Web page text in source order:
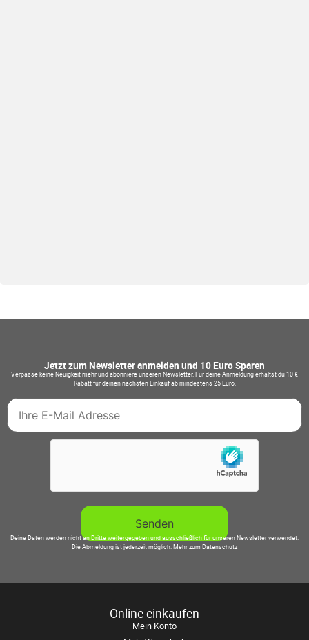
Jetzt zum Newsletter anmelden und 10 Euro Sparen
Verpasse keine Neuigkeit mehr und abonniere unseren Newsletter. Für deine Anmeldung erhältst du 10 €
Rabatt für deinen nächsten Einkauf ab mindestens 25 Euro.
Deine Daten werden nicht an Dritte weitergegeben und ausschließlich für unseren Newsletter verwendet.
Die Abmeldung ist jederzeit möglich.Mehr zum Datenschutz
Online einkaufen
Mein Konto